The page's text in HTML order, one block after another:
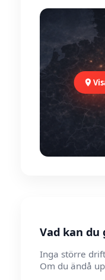
Vad kan du
Inga större
Om du ändå